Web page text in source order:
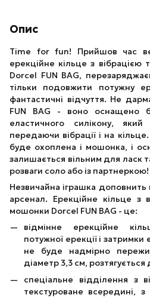
Опис
Time for fun! Прийшов час
ерекційне кільце з
Dorcel FUN BAG,
тільки подовжити потужну
фантастичні відчуття. Не
FUN BAG - воно оснащено
еластичного силікону,
передаючи вібрації і на
буде охоплена і мошонка, і
залишається вільним для ласк
розваги соло або із партнеркою!
Незвичайна іграшка доповнить
арсенал. Ерекційне кільце з
мошонки Dorcel FUN BAG - це:
відмінне ерекційне
потужної ерекції і затримки
не буде надмірно
діаметр 3,3 см, розтягується
спеціальне відділення з
текстуроване всередині,